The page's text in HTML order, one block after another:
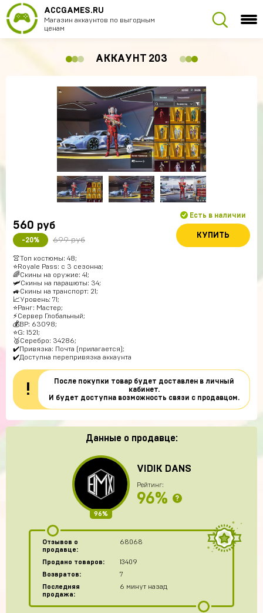
ACCGAMES.RU
Магазин аккаунтов по выгодным
ценам
АККАУНТ 203
560 руб
-20% 699 руб
Есть в наличии
КУПИТЬ
👚Топ костюмы: 48;
⭐️Royale Pass: с 3 сезонна;
🌈Скины на оружие: 41;
🛩Скины на парашюты: 34;
🚙Скины на транспорт: 21;
📈Уровень: 71;
⭐️Ранг: Мастер;
⚡Сервер Глобальный;
💰BP: 63098;
⭐️G: 1521;
🥈Серебро: 34286;
✔️Привязка: Почта (прилагается);
✔️Доступна перепривязка аккаунта
!
После покупки товар будет доставлен в личный
кабинет.
И будет доступна возможность связи с продавцом.
Данные о продавце:
96%
VIDIK DANS
Рейтинг:
96% ?
Отзывов о
продавце:
68068
Продано товаров:
13409
Возвратов:
7
Последняя
продажа:
6 минут назад